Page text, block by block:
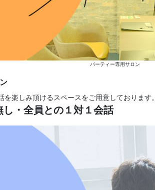
パーティー専用サロン
を楽しみ頂けるスペースをご用意しております。
し・全員との１対１会話